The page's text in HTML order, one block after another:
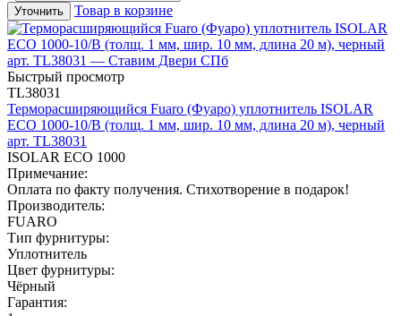
Уточнить Товар в корзине
Быстрый просмотр
TL38031
Терморасширяющийся Fuaro (Фуаро) уплотнитель ISOLAR
ECO 1000-10/B (толщ. 1 мм, шир. 10 мм, длина 20 м), черный
арт. TL38031
ISOLAR ECO 1000
Примечание:
Оплата по факту получения. Стихотворение в подарок!
Производитель:
FUARO
Тип фурнитуры:
Уплотнитель
Цвет фурнитуры:
Чёрный
Гарантия: